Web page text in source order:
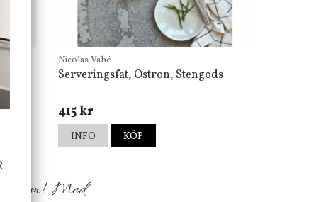
Nicolas Vahé
Serveringsfat, Ostron, Stengods
415 kr
INFO KÖP
hem! Med